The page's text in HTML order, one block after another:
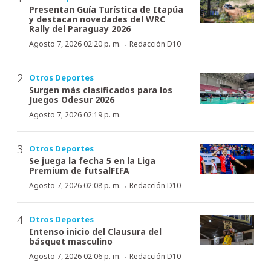
Presentan Guía Turística de Itapúa
y destacan novedades del WRC
Rally del Paraguay 2026
Agosto 7, 2026 02:20 p. m. · Redacción D10
Otros Deportes
Surgen más clasificados para los
Juegos Odesur 2026
Agosto 7, 2026 02:19 p. m.
Otros Deportes
Se juega la fecha 5 en la Liga
Premium de futsalFIFA
Agosto 7, 2026 02:08 p. m. · Redacción D10
Otros Deportes
Intenso inicio del Clausura del
básquet masculino
Agosto 7, 2026 02:06 p. m. · Redacción D10